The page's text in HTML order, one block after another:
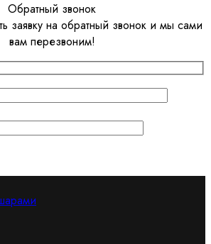
Обратный звонок
заявку на обратный звонок и мы сами
вам перезвоним!